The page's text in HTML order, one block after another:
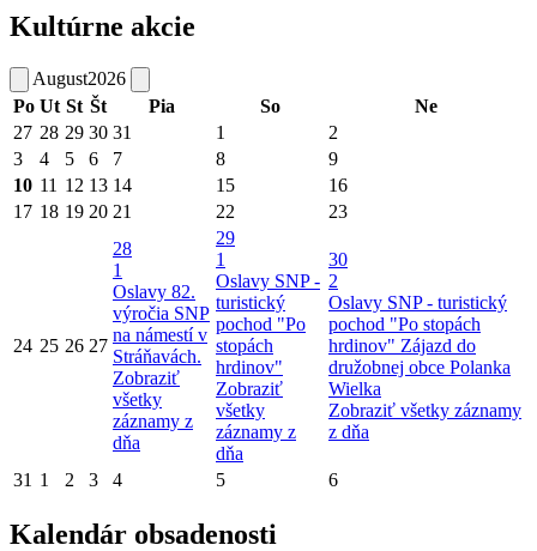
Kultúrne akcie
August2026
Po Ut St Št Pia So
Ne
27 28 29 30 31 1
2
3
4 5 6 7 8
9
10 11 12 13 14 15
16
17 18 19 20 21 22 23
24 25 26 27
28
1
Oslavy 82.
výročia SNP
na námestí v
Stráňavách.
Zobraziť
všetky
záznamy z
dňa
29
1
Oslavy SNP -
turistický
pochod "Po
stopách
hrdinov"
Zobraziť
všetky
záznamy z
dňa
30
2
Oslavy SNP - turistický
pochod "Po stopách
hrdinov" Zájazd do
družobnej obce Polanka
Wielka
Zobraziť všetky záznamy
z dňa
31 1 2 3 4 5 6
Kalendár obsadenosti